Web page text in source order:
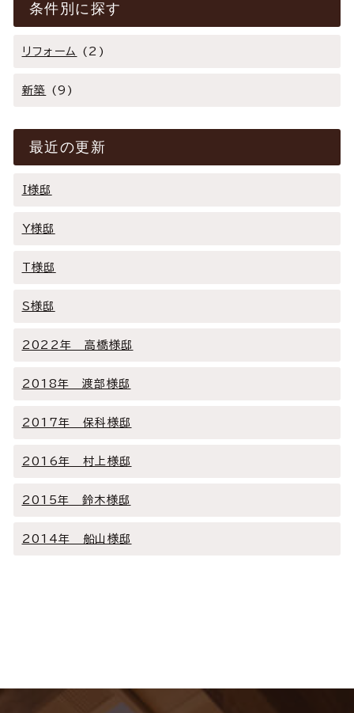
条件別に探す
リフォーム (2)
新築 (9)
最近の更新
I様邸
Y様邸
T様邸
Ｓ様邸
2022年 高橋様邸
2018年 渡部様邸
2017年 保科様邸
2016年 村上様邸
2015年 鈴木様邸
2014年 船山様邸